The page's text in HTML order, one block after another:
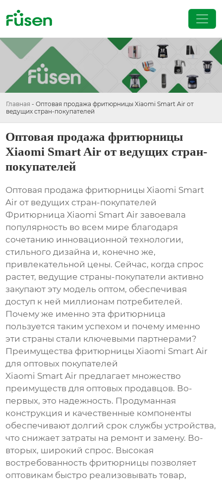
Главная - Оптовая продажа фритюрницы Xiaomi Smart Air от
ведущих стран-покупателей
Оптовая продажа фритюрницы
Xiaomi Smart Air от ведущих стран-
покупателей
Оптовая продажа фритюрницы Xiaomi Smart
Air от ведущих стран-покупателей
Фритюрница Xiaomi Smart Air завоевала
популярность во всем мире благодаря
сочетанию инновационной технологии,
стильного дизайна и, конечно же,
привлекательной цены. Сейчас, когда спрос
растет, ведущие страны-покупатели активно
закупают эту модель оптом, обеспечивая
доступ к ней миллионам потребителей.
Почему же именно эта фритюрница
пользуется таким успехом и почему именно
эти страны стали ключевыми партнерами?
Преимущества фритюрницы Xiaomi Smart Air
для оптовых покупателей
Xiaomi Smart Air предлагает множество
преимуществ для оптовых продавцов. Во-
первых, это надежность. Продуманная
конструкция и качественные компоненты
обеспечивают долгий срок службы устройства,
что снижает затраты на ремонт и замену. Во-
вторых, широкий спрос. Высокая
востребованность фритюрницы позволяет
оптовикам быстро реализовывать товар,